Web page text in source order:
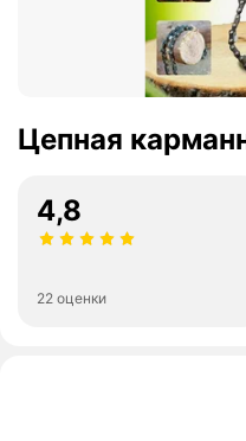
Цепная
4,8
22 оценки